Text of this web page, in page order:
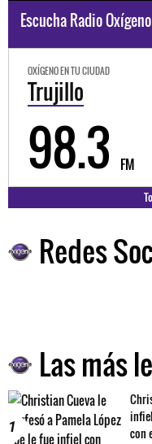
Escucha Radio
OXÍGENO EN TU CIUDAD
Trujillo
98.3 FM
Redes
Las más
1
con